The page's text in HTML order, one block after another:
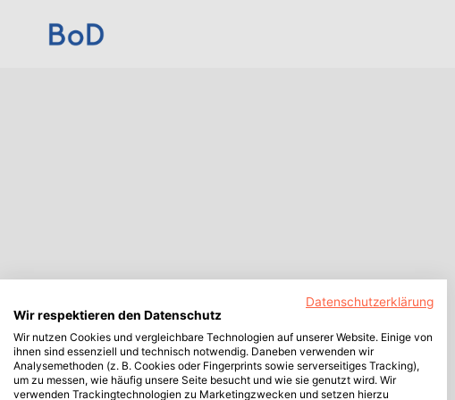
Datenschutzerklärung
Wir respektieren den Datenschutz
Wir nutzen Cookies und vergleichbare Technologien auf unserer Website. Einige von
ihnen sind essenziell und technisch notwendig. Daneben verwenden wir
Analysemethoden (z. B. Cookies oder Fingerprints sowie serverseitiges Tracking),
um zu messen, wie häufig unsere Seite besucht und wie sie genutzt wird. Wir
verwenden Trackingtechnologien zu Marketingzwecken und setzen hierzu